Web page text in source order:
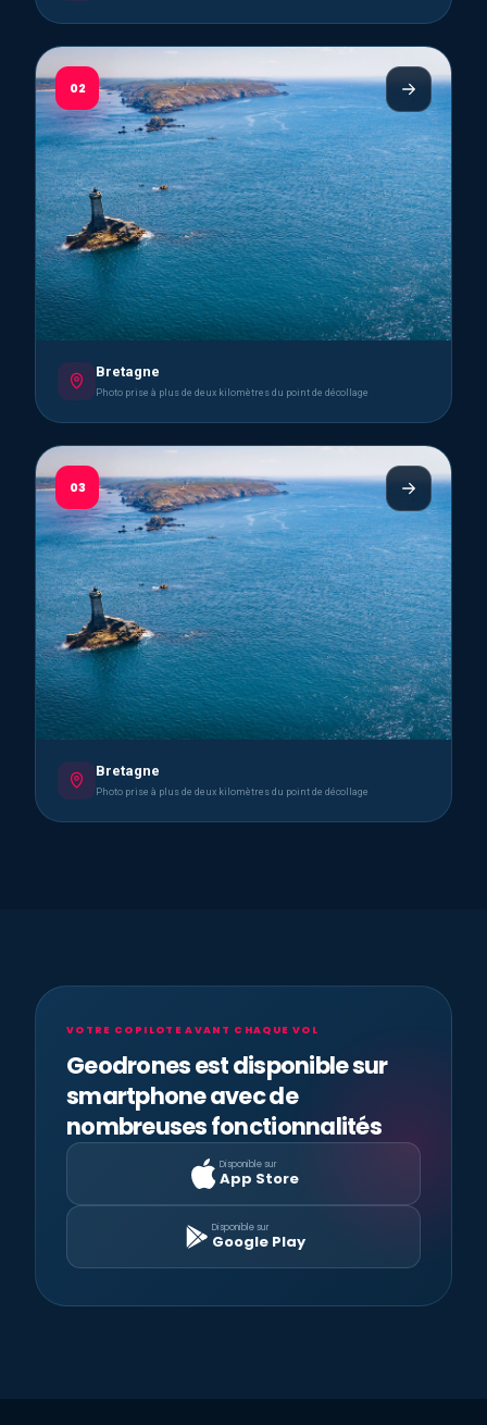
02
Bretagne
Photo prise à plus de deux kilomètres du point de décollage
03
Bretagne
Photo prise à plus de deux kilomètres du point de décollage
VOTRE COPILOTE AVANT CHAQUE VOL
Geodrones est disponible sur
smartphone avec de
nombreuses fonctionnalités
Disponible sur
App Store
Disponible sur
Google Play